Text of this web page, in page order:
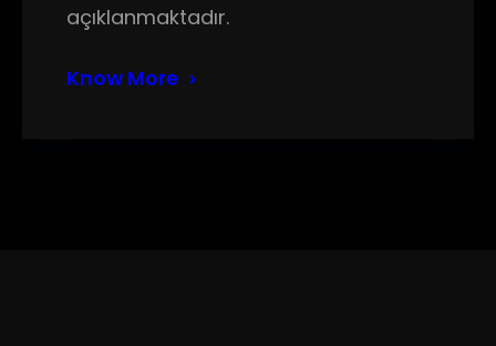
açıklanmaktadır.
Know More